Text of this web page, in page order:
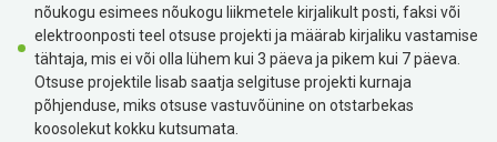
nõukogu esimees nõukogu liikmetele kirjalikult posti, faksi või
elektroonposti teel otsuse projekti ja määrab kirjaliku vastamise
tähtaja, mis ei või olla lühem kui 3 päeva ja pikem kui 7 päeva.
Otsuse projektile lisab saatja selgituse projekti kurnaja
põhjenduse, miks otsuse vastuvõünine on otstarbekas
koosolekut kokku kutsumata.